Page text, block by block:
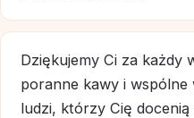
Dziękujemy Ci za
poranne kawy i
ludzi, którzy Cię docenią